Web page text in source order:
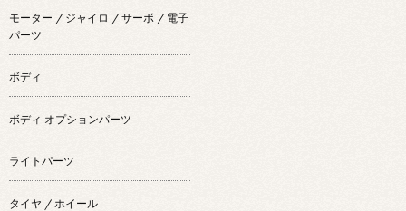
モーター / ジャイロ / サーボ / 電子
パーツ
ボディ
ボディ オプションパーツ
ライトパーツ
タイヤ / ホイール